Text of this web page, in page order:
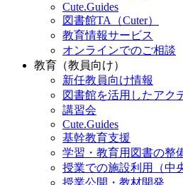
Cute.Guides
図書館TA（Cuter）
教育情報サービス
オンラインでのご相談
教育（教員向け）
新任教員向け情報
図書館を活用したアク
講習会
Cute.Guides
基幹教育支援
学習・教育用図書の整
授業での施設利用（中